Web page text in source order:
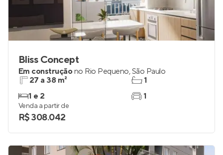
Bliss Concept
Em construçãono Rio Pequeno,São Paulo
27 a 38 m²
1 e 2
1
1
Venda a partir de
R$ 308.042